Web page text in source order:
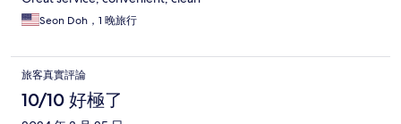
Seon Doh，1 晚旅行
旅客真實評論
10/10 好極了